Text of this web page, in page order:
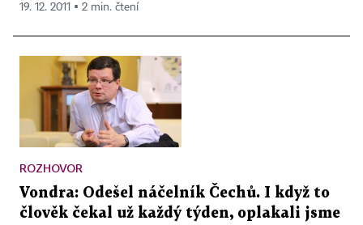
19. 12. 2011 ▪ 2 min. čtení
ROZHOVOR
Vondra: Odešel náčelník Čechů. I když to
člověk čekal už každý týden, oplakali jsme